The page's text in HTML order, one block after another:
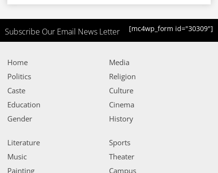
Subscribe Our Email News Letter [mc4wp_form id="30309"]
Home
Politics
Caste
Education
Gender
Media
Religion
Culture
Cinema
History
Literature
Music
Painting
Sports
Theater
Campus